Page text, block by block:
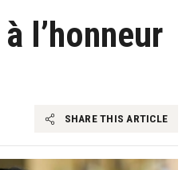
l’honneur
SHARE THIS ARTICLE